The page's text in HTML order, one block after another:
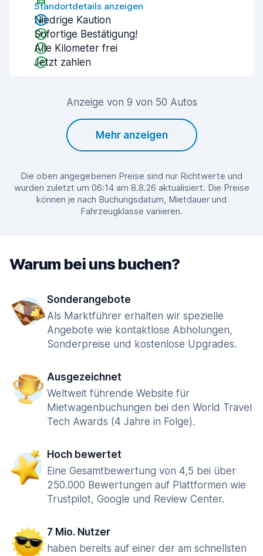
Standortdetails anzeigen
Niedrige Kaution
Sofortige Bestätigung!
Alle Kilometer frei
Jetzt zahlen
Anzeige von 9 von 50 Autos
Mehr anzeigen
Die oben angegebenen Preise sind nur Richtwerte und
wurden zuletzt um 06:14 am 8.8.26 aktualisiert. Die Preise
können je nach Buchungsdatum, Mietdauer und
Fahrzeugklasse variieren.
Warum bei uns buchen?
Sonderangebote
Als Marktführer erhalten wir spezielle
Angebote wie kontaktlose Abholungen,
Sonderpreise und kostenlose Upgrades.
Ausgezeichnet
Weltweit führende Website für
Mietwagenbuchungen bei den World Travel
Tech Awards (4 Jahre in Folge).
Hoch bewertet
Eine Gesamtbewertung von 4,5 bei über
250.000 Bewertungen auf Plattformen wie
Trustpilot, Google und Review Center.
7 Mio. Nutzer
haben bereits auf einer der am schnellsten